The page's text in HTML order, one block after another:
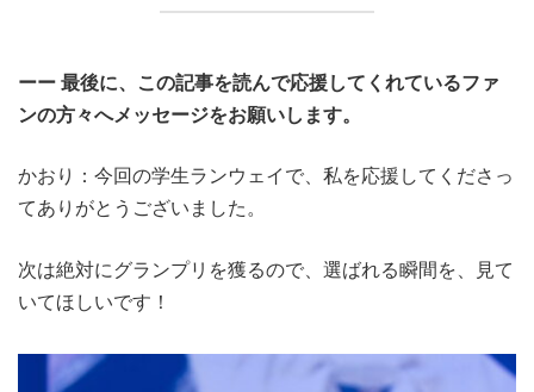
ーー 最後に、この記事を読んで応援してくれているファ
ンの方々へメッセージをお願いします。
かおり：今回の学生ランウェイで、私を応援してくださっ
てありがとうございました。
次は絶対にグランプリを獲るので、選ばれる瞬間を、見て
いてほしいです！